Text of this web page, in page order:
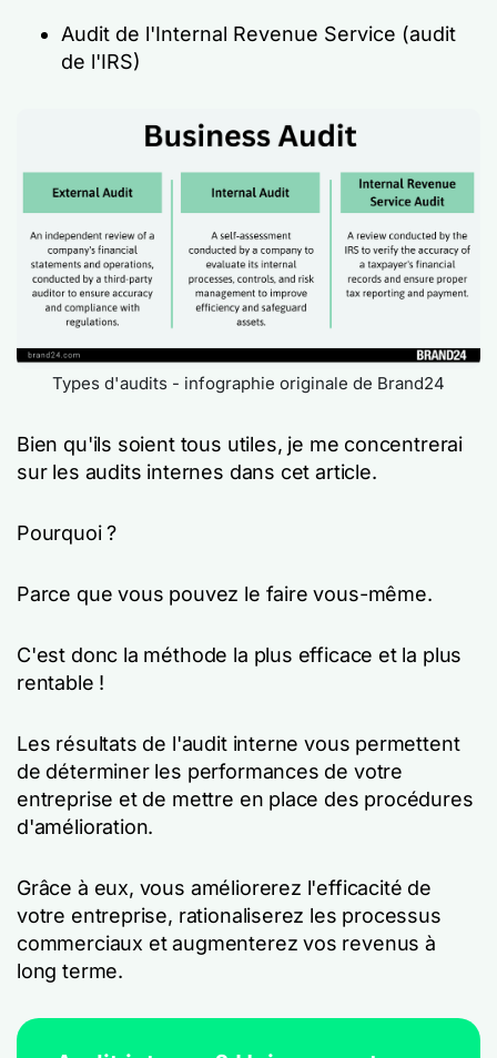
Audit de l'Internal Revenue Service (audit
de l'IRS)
Types d'audits - infographie originale de Brand24
Bien qu'ils soient tous utiles, je me concentrerai
sur les audits internes dans cet article.
Pourquoi ?
Parce que vous pouvez le faire vous-même.
C'est donc la méthode la plus efficace et la plus
rentable !
Les résultats de l'audit interne vous permettent
de déterminer les performances de votre
entreprise et de mettre en place des procédures
d'amélioration.
Grâce à eux, vous améliorerez l'efficacité de
votre entreprise, rationaliserez les processus
commerciaux et augmenterez vos revenus à
long terme.